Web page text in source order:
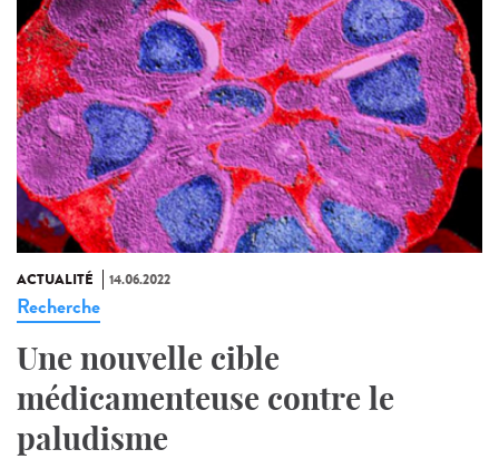
ACTUALITÉ 14.06.2022
Recherche
Une nouvelle cible
médicamenteuse contre le
paludisme